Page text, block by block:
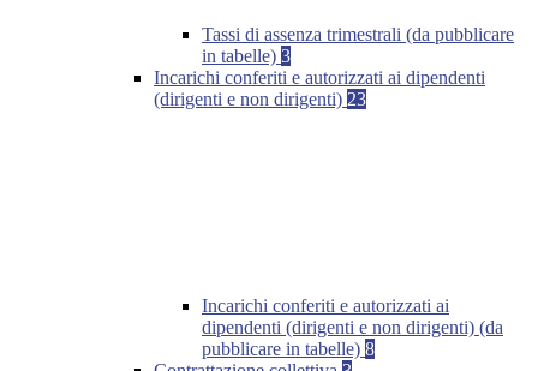
Tassi di assenza trimestrali (da pubblicare
in tabelle) 3
Incarichi conferiti e autorizzati ai dipendenti
(dirigenti e non dirigenti) 23
Incarichi conferiti e autorizzati ai
dipendenti (dirigenti e non dirigenti) (da
pubblicare in tabelle) 8